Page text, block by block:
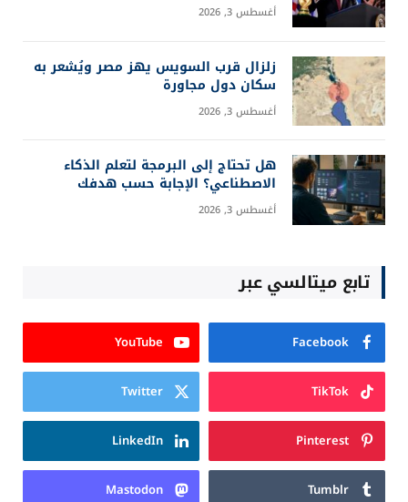
أغسطس 3, 2026
زلزال قرب السويس يهز مصر ويُشعر به
سكان دول مجاورة
أغسطس 3, 2026
هل تحتاج إلى البرمجة لتعلم الذكاء
الاصطناعي؟ الإجابة حسب هدفك
أغسطس 3, 2026
تابع ميتالسي عبر
Facebook
YouTube
TikTok
Twitter
Pinterest
LinkedIn
Tumblr
Mastodon